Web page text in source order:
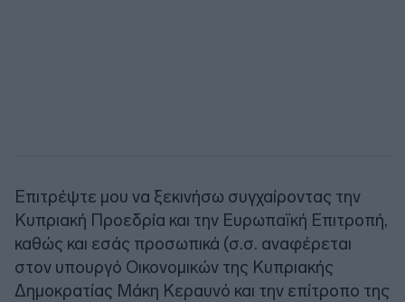
Επιτρέψτε μου να ξεκινήσω συγχαίροντας την
Κυπριακή Προεδρία και την Ευρωπαϊκή Επιτροπή,
καθώς και εσάς προσωπικά (σ.σ. αναφέρεται
στον υπουργό Οικονομικών της Κυπριακής
Δημοκρατίας Μάκη Κεραυνό και την επίτροπο της